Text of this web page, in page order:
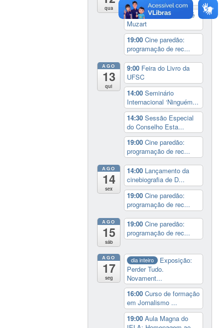
qua
17:00 3º Prêmio Zahidé
Muzart
19:00Cine paredão:
programação de rec...
AGO
13
qui
9:00 Feira do Livro da
UFSC
14:00Seminário
Internacional ‘Ninguém...
14:30Sessão Especial
do Conselho Esta...
19:00Cine paredão:
programação de rec...
AGO
14
sex
14:00 Lançamento da
cinebiografia de D...
19:00Cine paredão:
programação de rec...
AGO
15
sáb
19:00Cine paredão:
programação de rec...
AGO
17
seg
dia inteiro
Exposição:
Perder Tudo.
Novament...
16:00Curso de formação
em Jornalismo ...
19:00Aula Magna do